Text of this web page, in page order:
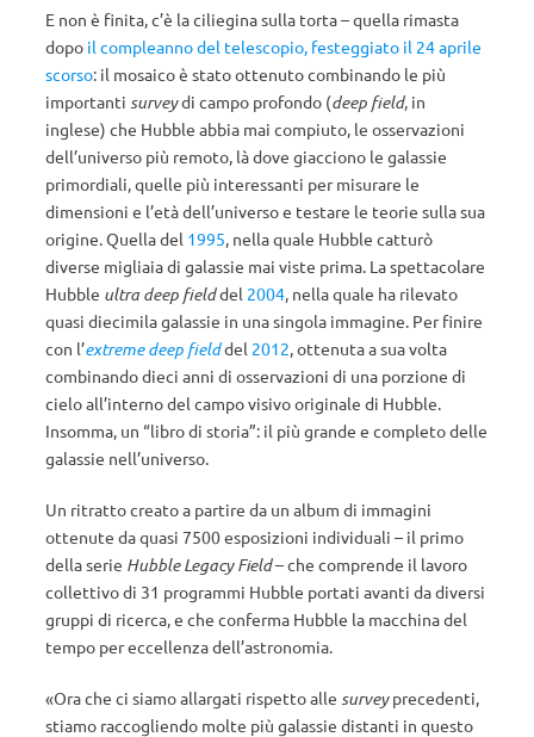
E non è finita, c’è la ciliegina sulla torta – quella rimasta
dopo il compleanno del telescopio, festeggiato il 24 aprile
scorso: il mosaico è stato ottenuto combinando le più
importanti surveydi campo profondo (deep field, in
inglese) che Hubble abbia mai compiuto, le osservazioni
dell’universo più remoto, là dove giacciono le galassie
primordiali, quelle più interessanti per misurare le
dimensioni e l’età dell’universo e testare le teorie sulla sua
origine. Quella del 1995, nella quale Hubble catturò
diverse migliaia di galassie mai viste prima. La spettacolare
Hubble ultra deep fielddel 2004, nella quale ha rilevato
quasi diecimila galassie in una singola immagine. Per finire
con l’extreme deep fielddel 2012, ottenuta a sua volta
combinando dieci anni di osservazioni di una porzione di
cielo all’interno del campo visivo originale di Hubble.
Insomma, un “libro di storia”: il più grande e completo delle
galassie nell’universo.
Un ritratto creato a partire da un album di immagini
ottenute da quasi 7500 esposizioni individuali – il primo
della serie Hubble Legacy Field– che comprende il lavoro
collettivo di 31 programmi Hubble portati avanti da diversi
gruppi di ricerca, e che conferma Hubble la macchina del
tempo per eccellenza dell’astronomia.
«Ora che ci siamo allargati rispetto alle surveyprecedenti,
stiamo raccogliendo molte più galassie distanti in questo